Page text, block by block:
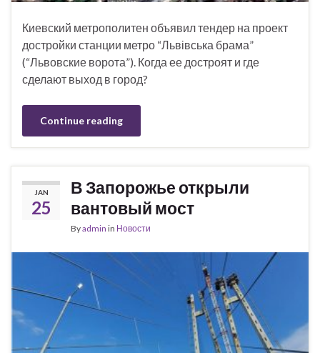
Киевский метрополитен объявил тендер на проект
достройки станции метро “Львівська брама”
(“Львовские ворота”). Когда ее достроят и где
сделают выход в город?
Continue reading
JAN
25
В Запорожье открыли
вантовый мост
Byadmin in Новости